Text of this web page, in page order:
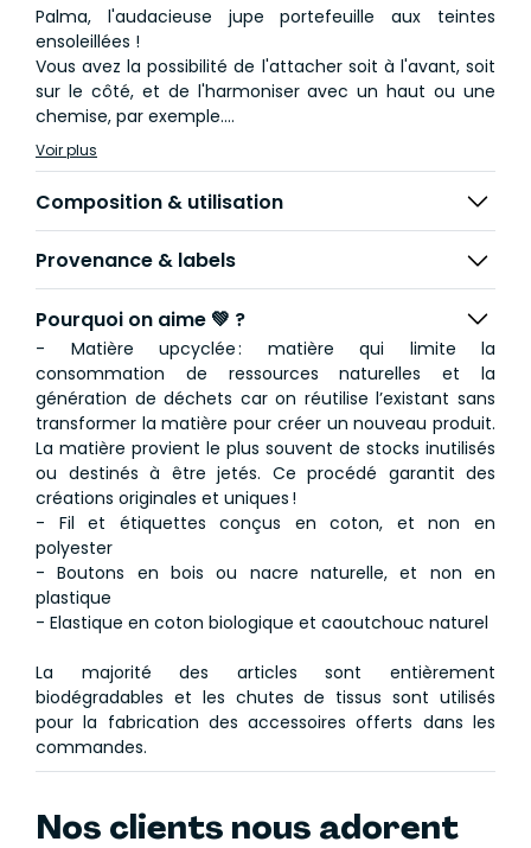
Palma, l'audacieuse jupe portefeuille aux teintes
ensoleillées !
Vous avez la possibilité de l'attacher soit à l'avant, soit
sur le côté, et de l'harmoniser avec un haut ou une
chemise, par exemple.
Elle a été façonnée dans un somptueux tissu Jacquard
orné de délicats motifs de feuilles de palmier jaune
pastel, provenant des stocks dormants d’un fabricant
de la Loire.
Voir plus
Composition & utilisation
Provenance & labels
Pourquoi on aime 💚 ?
- Matière upcyclée : matière qui limite la
consommation de ressources naturelles et la
génération de déchets car on réutilise l’existant sans
transformer la matière pour créer un nouveau produit.
La matière provient le plus souvent de stocks inutilisés
ou destinés à être jetés. Ce procédé garantit des
créations originales et uniques !
- Fil et étiquettes conçus en coton, et non en
polyester
- Boutons en bois ou nacre naturelle, et non en
plastique
- Elastique en coton biologique et caoutchouc naturel
La majorité des articles sont entièrement
biodégradables et les chutes de tissus sont utilisés
pour la fabrication des accessoires offerts dans les
commandes.
Nos clients nous adorent